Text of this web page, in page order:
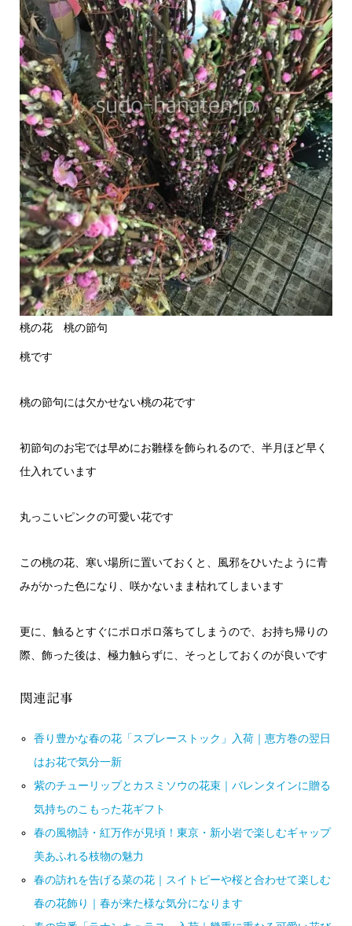
桃の花 桃の節句
桃です
桃の節句には欠かせない桃の花です
初節句のお宅では早めにお雛様を飾られるので、半月ほど早く
仕入れています
丸っこいピンクの可愛い花です
この桃の花、寒い場所に置いておくと、風邪をひいたように青
みがかった色になり、咲かないまま枯れてしまいます
更に、触るとすぐにポロポロ落ちてしまうので、お持ち帰りの
際、飾った後は、極力触らずに、そっとしておくのが良いです
関連記事
香り豊かな春の花「スプレーストック」入荷｜恵方巻の翌日
はお花で気分一新
紫のチューリップとカスミソウの花束｜バレンタインに贈る
気持ちのこもった花ギフト
春の風物詩・紅万作が見頃！東京・新小岩で楽しむギャップ
美あふれる枝物の魅力
春の訪れを告げる菜の花｜スイトピーや桜と合わせて楽しむ
春の花飾り｜春が来た様な気分になります